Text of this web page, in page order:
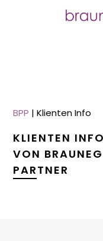
BPP |Klienten Info
KLIENTEN INFO
VON
PARTNER